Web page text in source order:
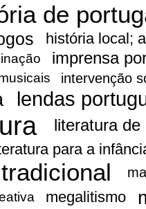
de
história local;
imprensa
intervenção
lendas
literatura
para a
megalitismo